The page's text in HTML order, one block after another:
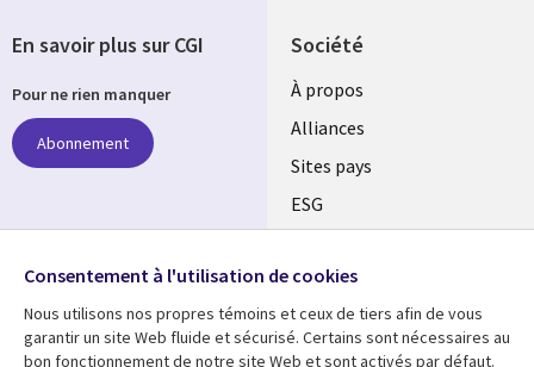
Société
À propos
Alliances
Sites pays
ESG
Fusions
Salle de presse
En savoir plus sur CGI
Pour ne rien manquer
Abonnement
Suivez-nous
Social
Media
Consentement à l'utilisation de cookies
Nous utilisons nos propres témoins et ceux de tiers afin de vous
garantir un site Web fluide et sécurisé. Certains sont nécessaires au
bon fonctionnement de notre site Web et sont activés par défaut.